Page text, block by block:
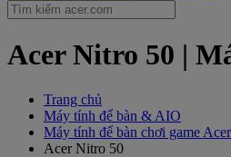
Acer Nitro 50 |
Trang chủ
Máy tính để bàn & AIO
Máy tính để bàn chơi game
Acer Nitro 50